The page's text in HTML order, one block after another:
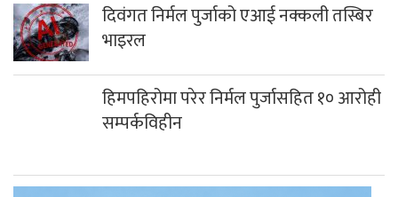
दिवंगत निर्मल पुर्जाको एआई नक्कली तस्बिर
भाइरल
हिमपहिरोमा परेर निर्मल पुर्जासहित १० आरोही
सम्पर्कविहीन